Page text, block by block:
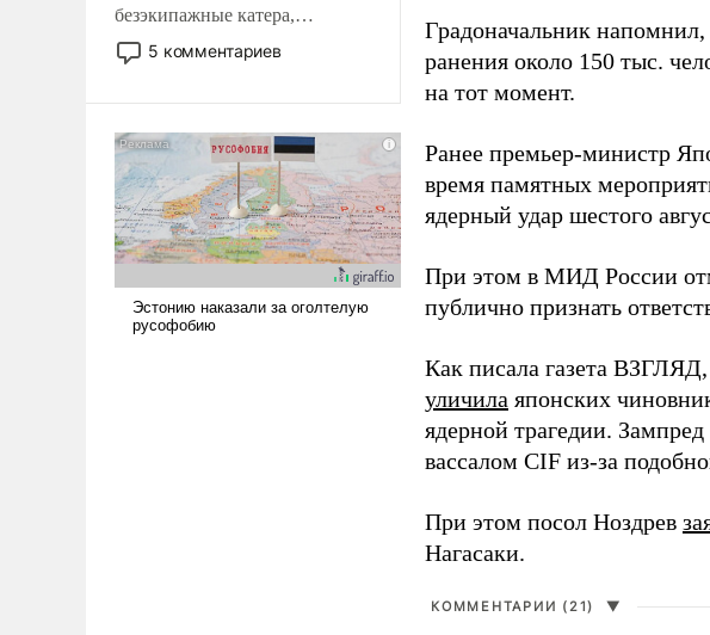
безэкипажные катера,
применение которых уже
стало обыденностью. Задача по
и ее реализация радикально
поднимет наши боевые
возможности.
5 комментариев
Градоначальник напомнил,
ранения около 150 тыс.
на тот момент.
Ранее премьер-министр
время памятных
ядерный удар шестого
При этом в МИД России
публично признать
Как писала газета
уличила японских
ядерной трагедии.
вассалом CIF из-за
При этом посол Ноздрев
Нагасаки.
КОММЕНТАРИИ (21) ▼